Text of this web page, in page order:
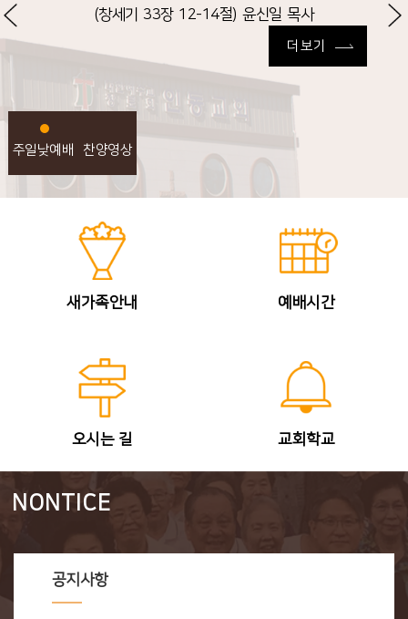
(창세기 33장 12-14절) 윤신일 목사
더보기
주일낮예배 찬양영상
새가족안내 예배시간
오시는 길 교회학교
NONTICE
공지사항